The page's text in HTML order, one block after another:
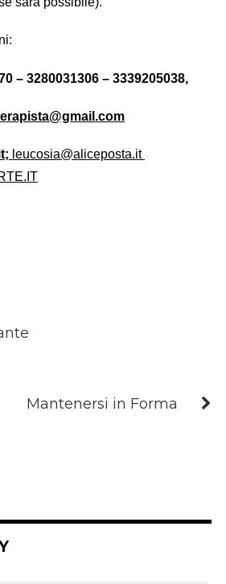
– 3280031306 – 3339205038,
; leucosia@aliceposta.it
Mantenersi in Forma